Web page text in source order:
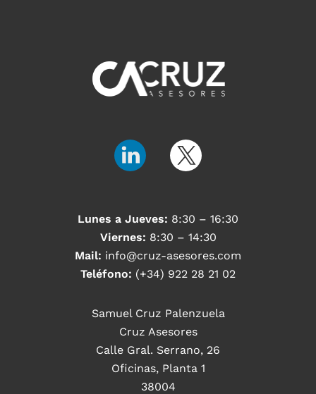
Lunes a Jueves: 8:30 – 16:30
Viernes: 8:30 – 14:30
Mail: info@cruz-asesores.com
Teléfono: (+34) 922 28 21 02
Samuel Cruz Palenzuela
Cruz Asesores
Calle Gral. Serrano, 26
Oficinas, Planta 1
38004